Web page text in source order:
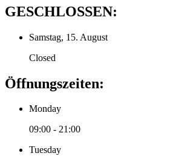
GESCHLOSSEN:
Samstag, 15. August
Closed
Öffnungszeiten:
Monday
09:00 - 21:00
Tuesday